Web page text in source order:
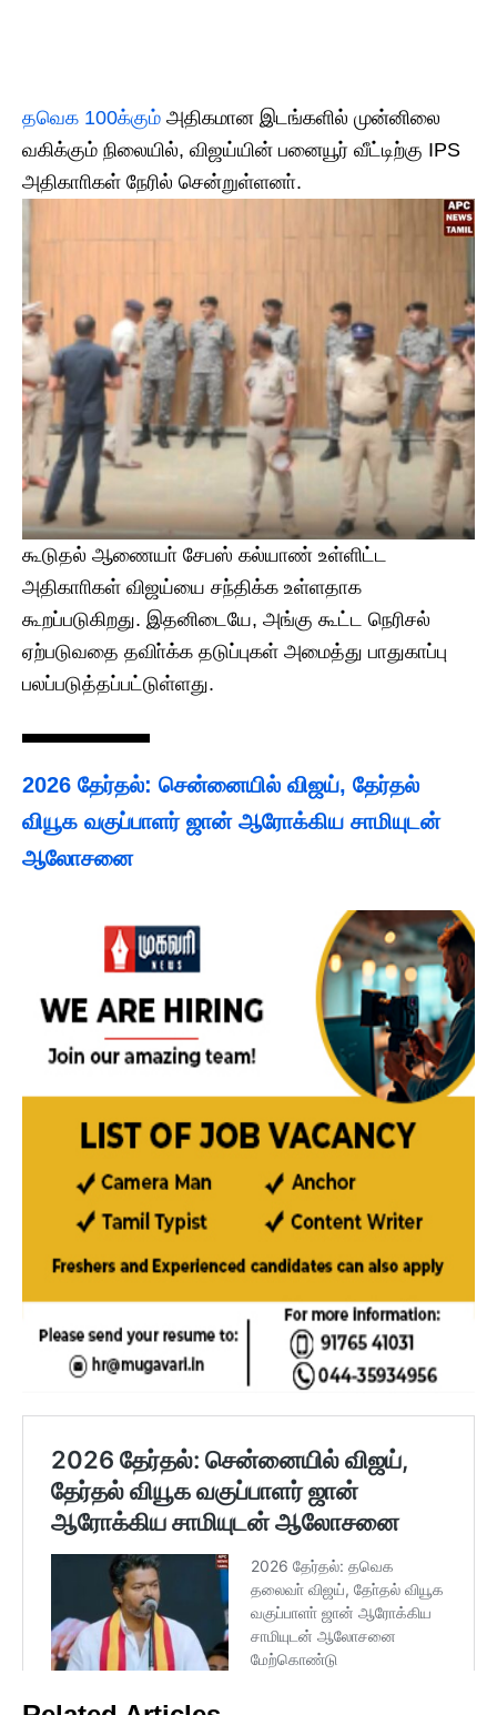
தவெக 100க்கும் அதிகமான இடங்களில் முன்னிலை
வகிக்கும் நிலையில், விஜய்யின் பனையூர் வீட்டிற்கு IPS
அதிகாாிகள் நேரில் சென்றுள்ளனா்.
கூடுதல் ஆணையா் சேபஸ் கல்யாண் உள்ளிட்ட
அதிகாாிகள் விஜய்யை சந்திக்க உள்ளதாக
கூறப்படுகிறது. இதனிடையே, அங்கு கூட்ட நெரிசல்
ஏற்படுவதை தவிா்க்க தடுப்புகள் அமைத்து பாதுகாப்பு
பலப்படுத்தப்பட்டுள்ளது.
2026 தேர்தல்: சென்னையில் விஜய், தேர்தல்
வியூக வகுப்பாளர் ஜான் ஆரோக்கிய சாமியுடன்
ஆலோசனை